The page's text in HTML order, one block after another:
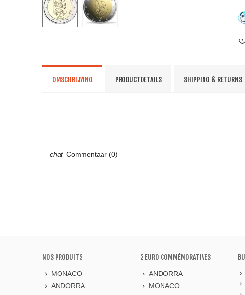
OMSCHRIJVING PRODUCTDETAILS SHIPPING & RETURNS
Commentaar (0)
NOS PRODUITS
MONACO
ANDORRA
2 EURO COMMÉMORATIVES
ANDORRA
MONACO
BU